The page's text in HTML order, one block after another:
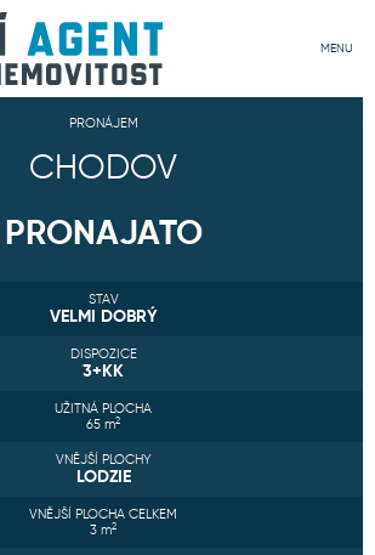
MENU
PRONÁJEM
CHODOV
PRONAJATO
STAV
VELMI DOBRÝ
DISPOZICE
3+KK
UŽITNÁ PLOCHA
65 m2
VNĚJŠÍ PLOCHY
LODZIE
VNĚJŠÍ PLOCHA CELKEM
3 m2